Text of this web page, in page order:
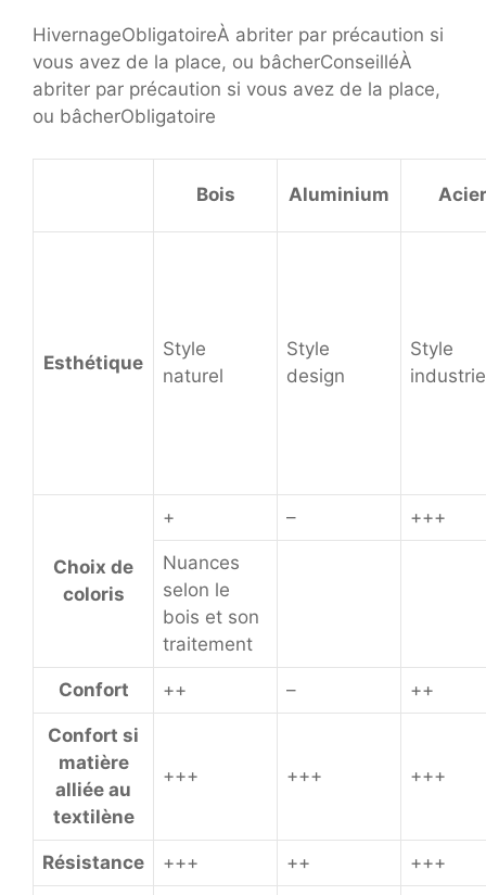
HivernageObligatoireÀ abriter par précaution si
vous avez de la place, ou bâcherConseilléÀ
abriter par précaution si vous avez de la place,
ou bâcherObligatoire
Bois Aluminium Acier
Esthétique
Style
naturel
Style
design
Style
Choix de
coloris
+ – +++
Nuances
selon le
bois et son
traitement
Confort ++ – ++
Confort si
matière
alliée au
textilène
+++ +++ +++
Résistance +++ ++ +++